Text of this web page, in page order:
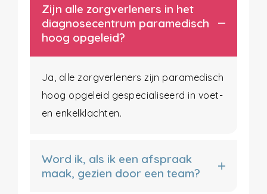
Zijn alle zorgverleners in het
diagnosecentrum paramedisch
hoog opgeleid?
Ja, alle zorgverleners zijn paramedisch
hoog opgeleid gespecialiseerd in voet-
en enkelklachten.
Word ik, als ik een afspraak
maak, gezien door een team?